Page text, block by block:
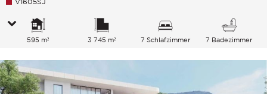
595 m² 3 745 m² 7 Schlafzimmer 7 Badezimmer